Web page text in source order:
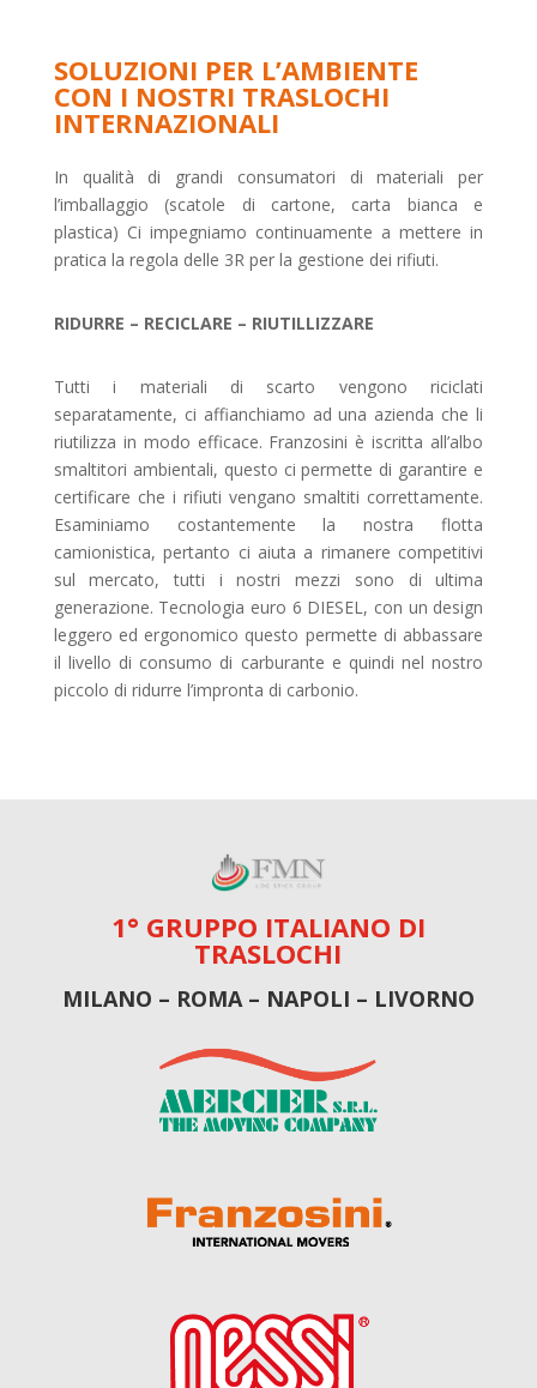
SOLUZIONI PER L’AMBIENTE
CON I NOSTRI TRASLOCHI
INTERNAZIONALI
In qualità di grandi consumatori di materiali per
l’imballaggio (scatole di cartone, carta bianca e
plastica) Ci impegniamo continuamente a mettere in
pratica la regola delle 3R per la gestione dei rifiuti.
RIDURRE – RECICLARE – RIUTILLIZZARE
Tutti i materiali di scarto vengono riciclati
separatamente, ci affianchiamo ad una azienda che li
riutilizza in modo efficace. Franzosini è iscritta all’albo
smaltitori ambientali, questo ci permette di garantire e
certificare che i rifiuti vengano smaltiti correttamente.
Esaminiamo costantemente la nostra flotta
camionistica, pertanto ci aiuta a rimanere competitivi
sul mercato, tutti i nostri mezzi sono di ultima
generazione. Tecnologia euro 6 DIESEL, con un design
leggero ed ergonomico questo permette di abbassare
il livello di consumo di carburante e quindi nel nostro
piccolo di ridurre l’impronta di carbonio.
1° GRUPPO ITALIANO DI
TRASLOCHI
MILANO – ROMA – NAPOLI – LIVORNO